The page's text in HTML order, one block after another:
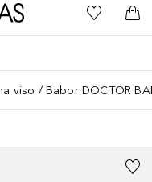
A Douglas HomeAlla Mia
Al
viso Babor DOCTOR